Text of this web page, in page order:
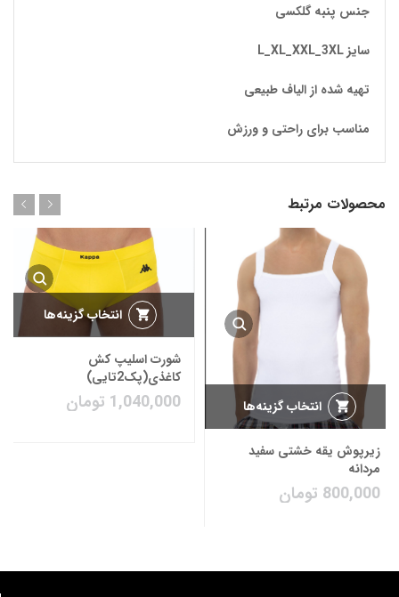
جنس پنبه گلکسی
سایز L_XL_XXL_3XL
تهیه شده از الیاف طبیعی
مناسب برای راحتی و ورزش
محصولات مرتبط
انتخاب گزینه‌ها
زیرپوش یقه خشتی سفید
مردانه
800,000 تومان
انتخاب گزینه‌ها
شورت اسلیپ کش
کاغذی(پک2تایی)
1,040,000 تومان